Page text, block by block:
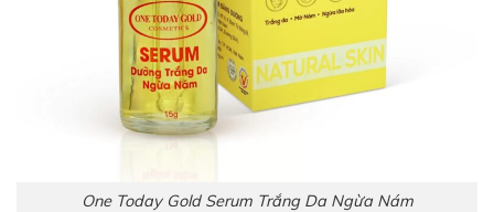
One Today Gold Serum Trắng Da Ngừa Nám